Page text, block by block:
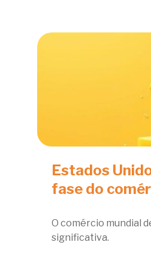
Estados
fase do
O comércio mundial
significativa.